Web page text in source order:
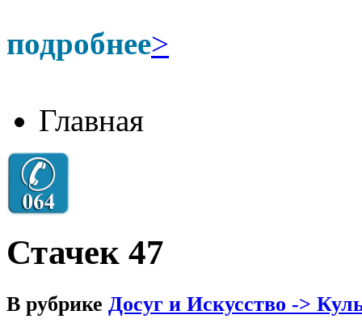
подробнее>
Главная
Стачек 47
В рубрике Досуг и Искусство ->